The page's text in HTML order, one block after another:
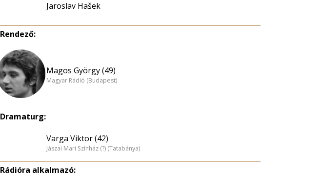
Jaroslav Hašek
Rendező:
Magos György (49)
Magyar Rádió (Budapest)
Dramaturg:
Varga Viktor (42)
Jászai Mari Színház (?) (Tatabánya)
Rádióra alkalmazó: